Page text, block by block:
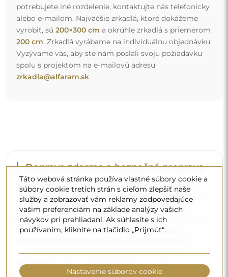
potrebujete iné rozdelenie, kontaktujte nás telefonicky
alebo e-mailom. Najväčšie zrkadlá, ktoré dokážeme
vyrobiť, sú 200×300 cm a okrúhle zrkadlá s priemerom
200 cm. Zrkadlá vyrábame na individuálnu objednávku.
Vyzývame vás, aby ste nám poslali svoju požiadavku
spolu s projektom na e-mailovú adresu
zrkadla@alfaram.sk.
Doprava zdarma a bezpečná preprava
Nemusíte sa starať o prepravu – postaráme sa o to, aby
zrkadlo, ktoré ste si objednali, k vám bezpečne dorazilo, a
to úplne zdarma. Disponujeme vlastným vozovým
parkom a vyškoleným personálom, preto vám môžeme
zaručiť, že zrkadlo dorazí v dokonalom stave, bez
veľkých rozmerov, môžete sa spoľahnúť na rýchle
doručenie.
Táto webová stránka používa vlastné súbory cookie a
súbory cookie tretích strán s cieľom zlepšiť naše
služby a zobrazovať vám reklamy zodpovedajúce
vašim preferenciám na základe analýzy vašich
návykov pri prehliadaní. Ak súhlasíte s ich
používaním, kliknite na tlačidlo „Prijmúť“.
Nastavenie súborov cookie